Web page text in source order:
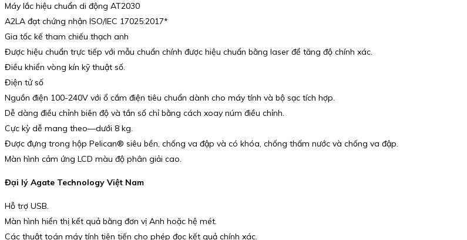
Máy lắc hiệu chuẩn di động AT2030
A2LA đạt chứng nhận ISO/IEC 17025:2017*
Gia tốc kế tham chiếu thạch anh
Được hiệu chuẩn trực tiếp với mẫu chuẩn chính được hiệu chuẩn bằng laser để tăng độ chính xác.
Điều khiển vòng kín kỹ thuật số.
Điện tử số
Nguồn điện 100-240V với ổ cắm điện tiêu chuẩn dành cho máy tính và bộ sạc tích hợp.
Dễ dàng điều chỉnh biên độ và tần số chỉ bằng cách xoay núm điều chỉnh.
Cực kỳ dễ mang theo—dưới 8 kg.
Được đựng trong hộp Pelican® siêu bền, chống va đập và có khóa, chống thấm nước và chống va đập.
Màn hình cảm ứng LCD màu độ phân giải cao.
Đại lý Agate Technology Việt Nam
Hỗ trợ USB.
Màn hình hiển thị kết quả bằng đơn vị Anh hoặc hệ mét.
Các thuật toán máy tính tiên tiến cho phép đọc kết quả chính xác.